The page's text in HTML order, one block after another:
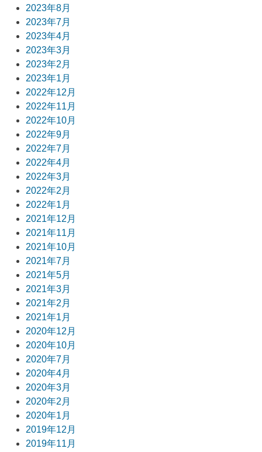
2023年8月
2023年7月
2023年4月
2023年3月
2023年2月
2023年1月
2022年12月
2022年11月
2022年10月
2022年9月
2022年7月
2022年4月
2022年3月
2022年2月
2022年1月
2021年12月
2021年11月
2021年10月
2021年7月
2021年5月
2021年3月
2021年2月
2021年1月
2020年12月
2020年10月
2020年7月
2020年4月
2020年3月
2020年2月
2020年1月
2019年12月
2019年11月